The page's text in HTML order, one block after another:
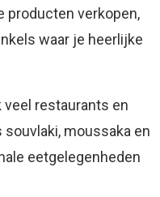
producten verkopen,
waar je heerlijke
veel restaurants en
moussaka en
eetgelegenheden